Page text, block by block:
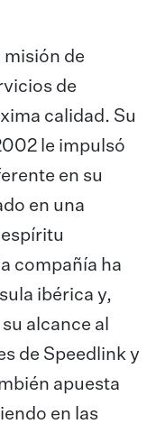
misión de
de
calidad. Su
le impulsó
en su
en una
compañía ha
ibérica y,
alcance al
de Speedlink y
apuesta
en las